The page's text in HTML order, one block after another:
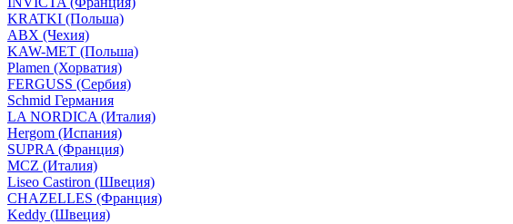
KRATKI (Польша)
ABX (Чехия)
KAW-MET (Польша)
Plamen (Хорватия)
FERGUSS (Сербия)
Schmid Германия
LA NORDICA (Италия)
Hergom (Испания)
SUPRA (Франция)
MCZ (Италия)
Liseo Castiron (Швеция)
CHAZELLES (Франция)
Keddy (Швеция)